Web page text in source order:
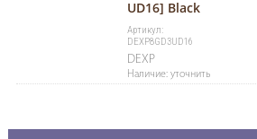
UD16] Black
Артикул:
DEXP8GD3UD16
DEXP
Наличие: уточнить